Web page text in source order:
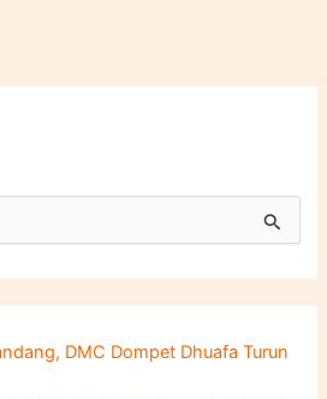
DMC Dompet Dhuafa Turun